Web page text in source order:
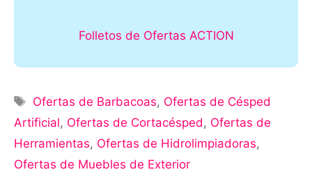
Folletos de Ofertas ACTION
Ofertas de Barbacoas, Ofertas de Césped
Artificial, Ofertas de Cortacésped , Ofertas de
Herramientas, Ofertas de Hidrolimpiadoras,
Ofertas de Muebles de Exterior